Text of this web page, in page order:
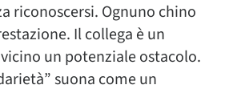
riconoscersi. Ognuno chino
Il collega è un
un potenziale ostacolo.
suona come un